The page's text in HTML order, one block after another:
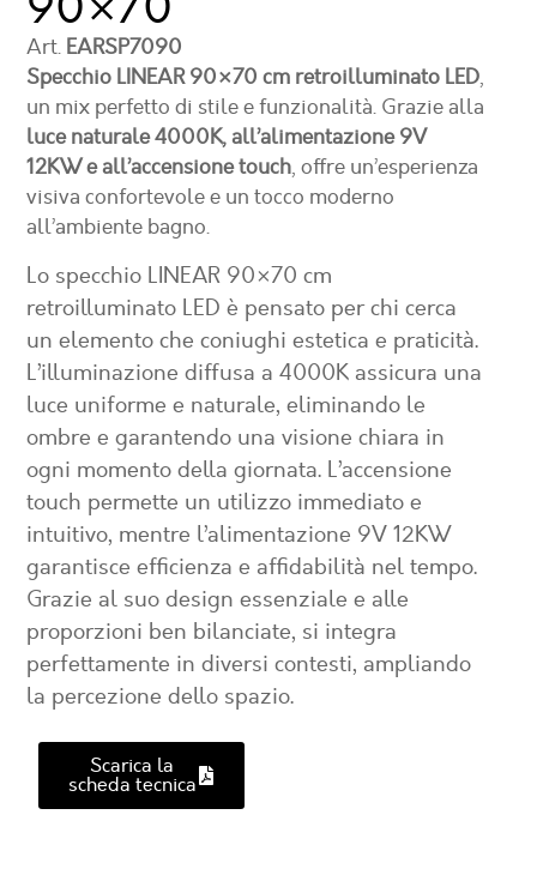
Art. EARSP7090
Specchio LINEAR 90×70 cm retroilluminato LED,
un mix perfetto di stile e funzionalità. Grazie alla
luce naturale 4000K, all’alimentazione 9V
12KW e all’accensione touch, offre un’esperienza
visiva confortevole e un tocco moderno
all’ambiente bagno.
Lo specchio LINEAR 90×70 cm
retroilluminato LED è pensato per chi cerca
un elemento che coniughi estetica e praticità.
L’illuminazione diffusa a 4000K assicura una
luce uniforme e naturale, eliminando le
ombre e garantendo una visione chiara in
ogni momento della giornata. L’accensione
touch permette un utilizzo immediato e
intuitivo, mentre l’alimentazione 9V 12KW
garantisce efficienza e affidabilità nel tempo.
Grazie al suo design essenziale e alle
proporzioni ben bilanciate, si integra
perfettamente in diversi contesti, ampliando
la percezione dello spazio.
Scarica la
scheda tecnica